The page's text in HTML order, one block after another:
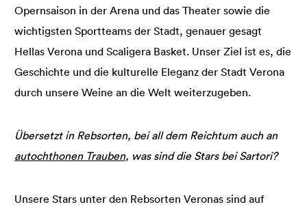
Opernsaison in der Arena und das Theater sowie die
wichtigsten Sportteams der Stadt, genauer gesagt
Hellas Verona und Scaligera Basket. Unser Ziel ist es, die
Geschichte und die kulturelle Eleganz der Stadt Verona
durch unsere Weine an die Welt weiterzugeben.
Übersetzt in Rebsorten, bei all dem Reichtum auch an
autochthonen Trauben, was sind die Stars bei Sartori?
Unsere Stars unter den Rebsorten Veronas sind auf